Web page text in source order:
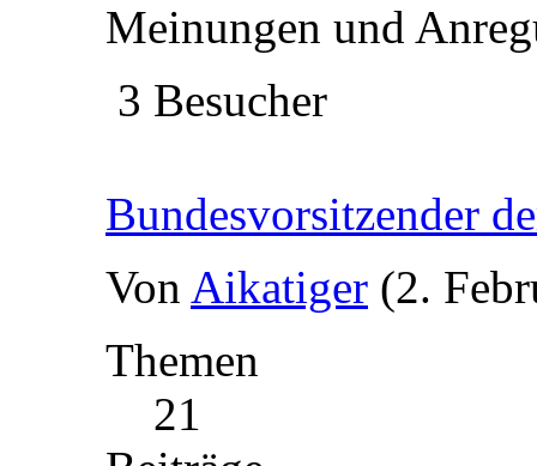
Meinungen und
3 Besucher
Bundesvorsitzender
Von Aikatiger (2.
Themen
21